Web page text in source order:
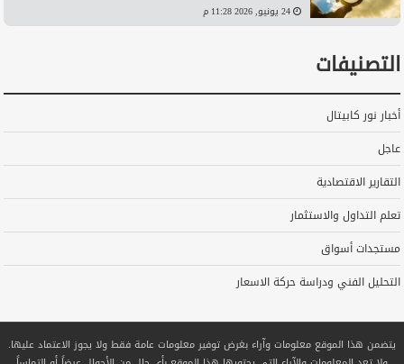
24 يونيو, 2026 11:28 م
التصنيفات
أخبار نور كابيتال
عاجل
التقارير الاقتصادية
تعلم التداول والاستثمار
مستجدات أسواق
التحليل الفني ودراسة حركة الاسعار
يتضمن هذا الموقع معلومات وآراء بغرض توفير معلومات عامة فقط ولا يجوز الاعتماد عليها.